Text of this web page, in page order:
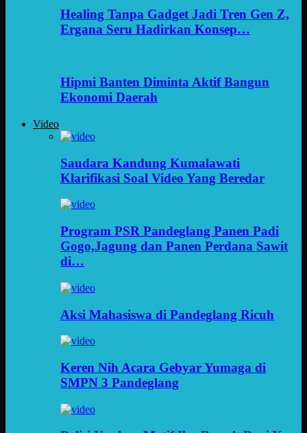
Healing Tanpa Gadget Jadi Tren Gen Z,
Ergana Seru Hadirkan Konsep…
Hipmi Banten Diminta Aktif Bangun
Ekonomi Daerah
Video
Saudara Kandung Kumalawati
Klarifikasi Soal Video Yang Beredar
Program PSR Pandeglang Panen Padi
Gogo,Jagung dan Panen Perdana Sawit
di…
Aksi Mahasiswa di Pandeglang Ricuh
Keren Nih Acara Gebyar Yumaga di
SMPN 3 Pandeglang